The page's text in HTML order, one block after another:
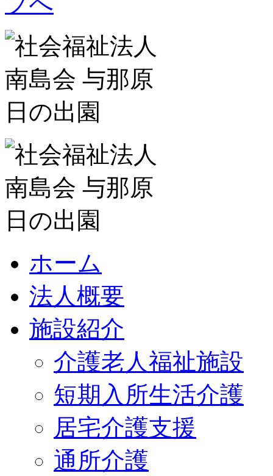
ホーム
法人概要
施設紹介
介護老人福祉施設
短期入所生活介護
居宅介護支援
通所介護